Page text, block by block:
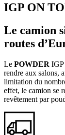
IGP ON
Le camion
routes
Le POWDER IGP
rendre aux salons,
limitation du
effet, le camion se
revêtement par